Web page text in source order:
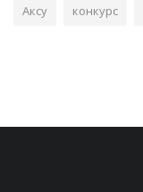
Аксу конкурс